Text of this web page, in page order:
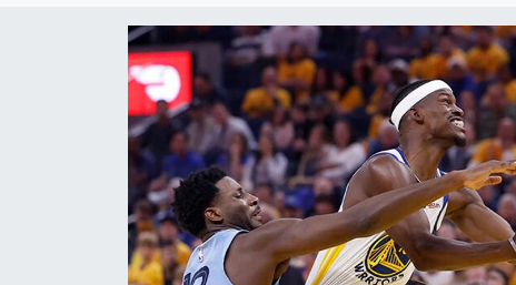
MAGAZİN
KÜLTÜR SANAT
SAĞLIK
BİLİM VE TEKNOLOJİ
OTOMOBİL
Son Dakika Haberleri
Haber Arşivi